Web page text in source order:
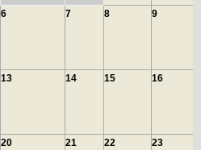
6 7 8 9
13 14 15 16
20 21 22 23